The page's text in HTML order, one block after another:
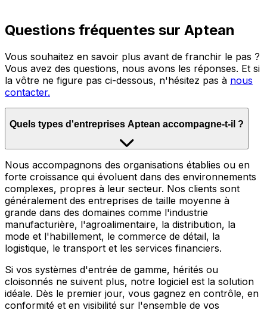
Questions fréquentes sur Aptean
Vous souhaitez en savoir plus avant de franchir le pas ?
Vous avez des questions, nous avons les réponses. Et si
la vôtre ne figure pas ci-dessous, n'hésitez pas à nous
contacter.
Quels types d'entreprises Aptean accompagne-t-il ?
Nous accompagnons des organisations établies ou en
forte croissance qui évoluent dans des environnements
complexes, propres à leur secteur. Nos clients sont
généralement des entreprises de taille moyenne à
grande dans des domaines comme l'industrie
manufacturière, l'agroalimentaire, la distribution, la
mode et l'habillement, le commerce de détail, la
logistique, le transport et les services financiers.
Si vos systèmes d'entrée de gamme, hérités ou
cloisonnés ne suivent plus, notre logiciel est la solution
idéale. Dès le premier jour, vous gagnez en contrôle, en
conformité et en visibilité sur l'ensemble de vos